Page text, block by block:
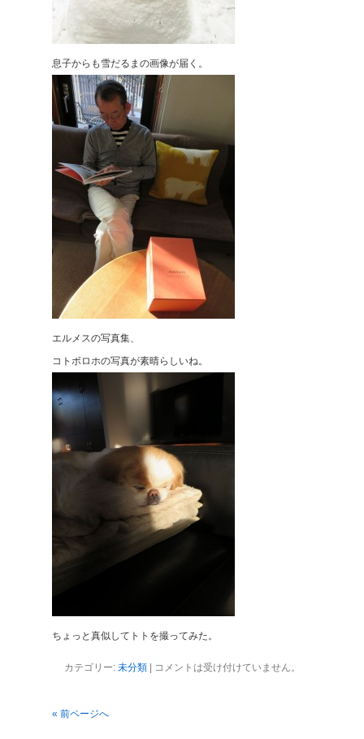
息子からも雪だるまの画像が届く。
エルメスの写真集、
コトボロホの写真が素晴らしいね。
ちょっと真似してトトを撮ってみた。
カテゴリー: 未分類| コメントは受け付けていません。
« 前ページへ